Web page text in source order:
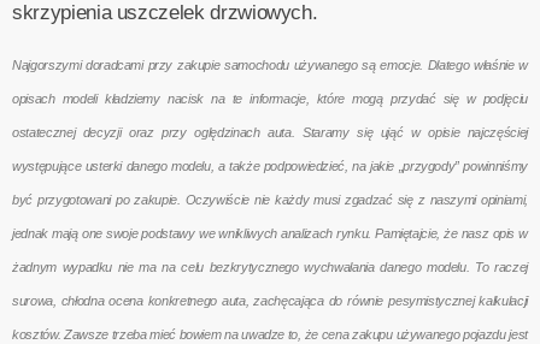
skrzypienia uszczelek drzwiowych.
Najgorszymi doradcami przy zakupie samochodu używanego są emocje. Dlatego właśnie w
opisach modeli kładziemy nacisk na te informacje, które mogą przydać się w podjęciu
ostatecznej decyzji oraz przy oględzinach auta. Staramy się ująć w opisie najczęściej
występujące usterki danego modelu, a także podpowiedzieć, na jakie „przygody” powinniśmy
być przygotowani po zakupie. Oczywiście nie każdy musi zgadzać się z naszymi opiniami,
jednak mają one swoje podstawy we wnikliwych analizach rynku. Pamiętajcie, że nasz opis w
żadnym wypadku nie ma na celu bezkrytycznego wychwalania danego modelu. To raczej
surowa, chłodna ocena konkretnego auta, zachęcająca do równie pesymistycznej kalkulacji
kosztów. Zawsze trzeba mieć bowiem na uwadze to, że cena zakupu używanego pojazdu jest